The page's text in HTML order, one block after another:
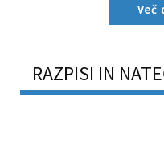
Več
RAZPISI IN